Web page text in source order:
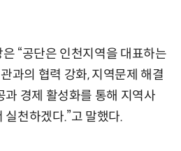
“공단은 인천지역을 대표하는
과의 협력 강화, 지역문제 해결
과 경제 활성화를 통해 지역사
천하겠다.”고 말했다.